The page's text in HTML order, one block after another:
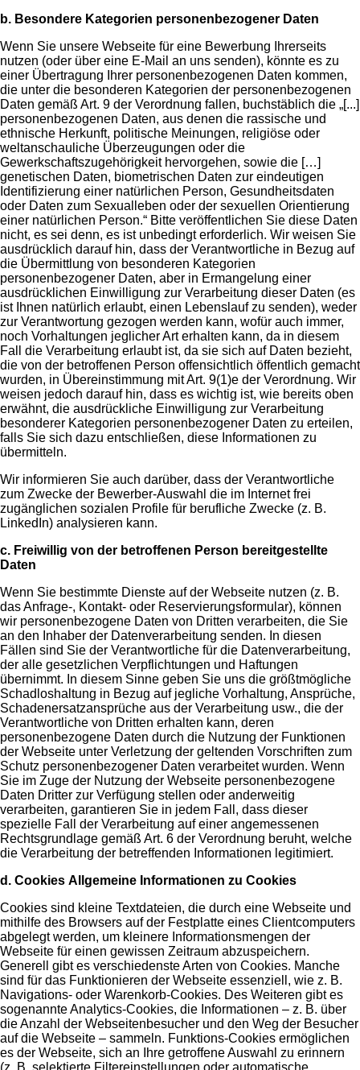
b. Besondere Kategorien personenbezogener Daten
Wenn Sie unsere Webseite für eine Bewerbung Ihrerseits
nutzen (oder über eine E-Mail an uns senden), könnte es zu
einer Übertragung Ihrer personenbezogenen Daten kommen,
die unter die besonderen Kategorien der personenbezogenen
Daten gemäß Art. 9 der Verordnung fallen, buchstäblich die „[...]
personenbezogenen Daten, aus denen die rassische und
ethnische Herkunft, politische Meinungen, religiöse oder
weltanschauliche Überzeugungen oder die
Gewerkschaftszugehörigkeit hervorgehen, sowie die […]
genetischen Daten, biometrischen Daten zur eindeutigen
Identifizierung einer natürlichen Person, Gesundheitsdaten
oder Daten zum Sexualleben oder der sexuellen Orientierung
einer natürlichen Person.“ Bitte veröffentlichen Sie diese Daten
nicht, es sei denn, es ist unbedingt erforderlich. Wir weisen Sie
ausdrücklich darauf hin, dass der Verantwortliche in Bezug auf
die Übermittlung von besonderen Kategorien
personenbezogener Daten, aber in Ermangelung einer
ausdrücklichen Einwilligung zur Verarbeitung dieser Daten (es
ist Ihnen natürlich erlaubt, einen Lebenslauf zu senden), weder
zur Verantwortung gezogen werden kann, wofür auch immer,
noch Vorhaltungen jeglicher Art erhalten kann, da in diesem
Fall die Verarbeitung erlaubt ist, da sie sich auf Daten bezieht,
die von der betroffenen Person offensichtlich öffentlich gemacht
wurden, in Übereinstimmung mit Art. 9(1)e der Verordnung. Wir
weisen jedoch darauf hin, dass es wichtig ist, wie bereits oben
erwähnt, die ausdrückliche Einwilligung zur Verarbeitung
besonderer Kategorien personenbezogener Daten zu erteilen,
falls Sie sich dazu entschließen, diese Informationen zu
übermitteln.
Wir informieren Sie auch darüber, dass der Verantwortliche
zum Zwecke der Bewerber-Auswahl die im Internet frei
zugänglichen sozialen Profile für berufliche Zwecke (z. B.
LinkedIn) analysieren kann.
c. Freiwillig von der betroffenen Person bereitgestellte
Daten
Wenn Sie bestimmte Dienste auf der Webseite nutzen (z. B.
das Anfrage-, Kontakt- oder Reservierungsformular), können
wir personenbezogene Daten von Dritten verarbeiten, die Sie
an den Inhaber der Datenverarbeitung senden. In diesen
Fällen sind Sie der Verantwortliche für die Datenverarbeitung,
der alle gesetzlichen Verpflichtungen und Haftungen
übernimmt. In diesem Sinne geben Sie uns die größtmögliche
Schadloshaltung in Bezug auf jegliche Vorhaltung, Ansprüche,
Schadenersatzansprüche aus der Verarbeitung usw., die der
Verantwortliche von Dritten erhalten kann, deren
personenbezogene Daten durch die Nutzung der Funktionen
der Webseite unter Verletzung der geltenden Vorschriften zum
Schutz personenbezogener Daten verarbeitet wurden. Wenn
Sie im Zuge der Nutzung der Webseite personenbezogene
Daten Dritter zur Verfügung stellen oder anderweitig
verarbeiten, garantieren Sie in jedem Fall, dass dieser
spezielle Fall der Verarbeitung auf einer angemessenen
Rechtsgrundlage gemäß Art. 6 der Verordnung beruht, welche
die Verarbeitung der betreffenden Informationen legitimiert.
d. Cookies Allgemeine Informationen zu Cookies
Cookies sind kleine Textdateien, die durch eine Webseite und
mithilfe des Browsers auf der Festplatte eines Clientcomputers
abgelegt werden, um kleinere Informationsmengen der
Webseite für einen gewissen Zeitraum abzuspeichern.
Generell gibt es verschiedenste Arten von Cookies. Manche
sind für das Funktionieren der Webseite essenziell, wie z. B.
Navigations- oder Warenkorb-Cookies. Des Weiteren gibt es
sogenannte Analytics-Cookies, die Informationen – z. B. über
die Anzahl der Webseitenbesucher und den Weg der Besucher
auf die Webseite – sammeln. Funktions-Cookies ermöglichen
es der Webseite, sich an Ihre getroffene Auswahl zu erinnern